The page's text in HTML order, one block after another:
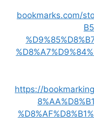
bookmarks.com/
https://